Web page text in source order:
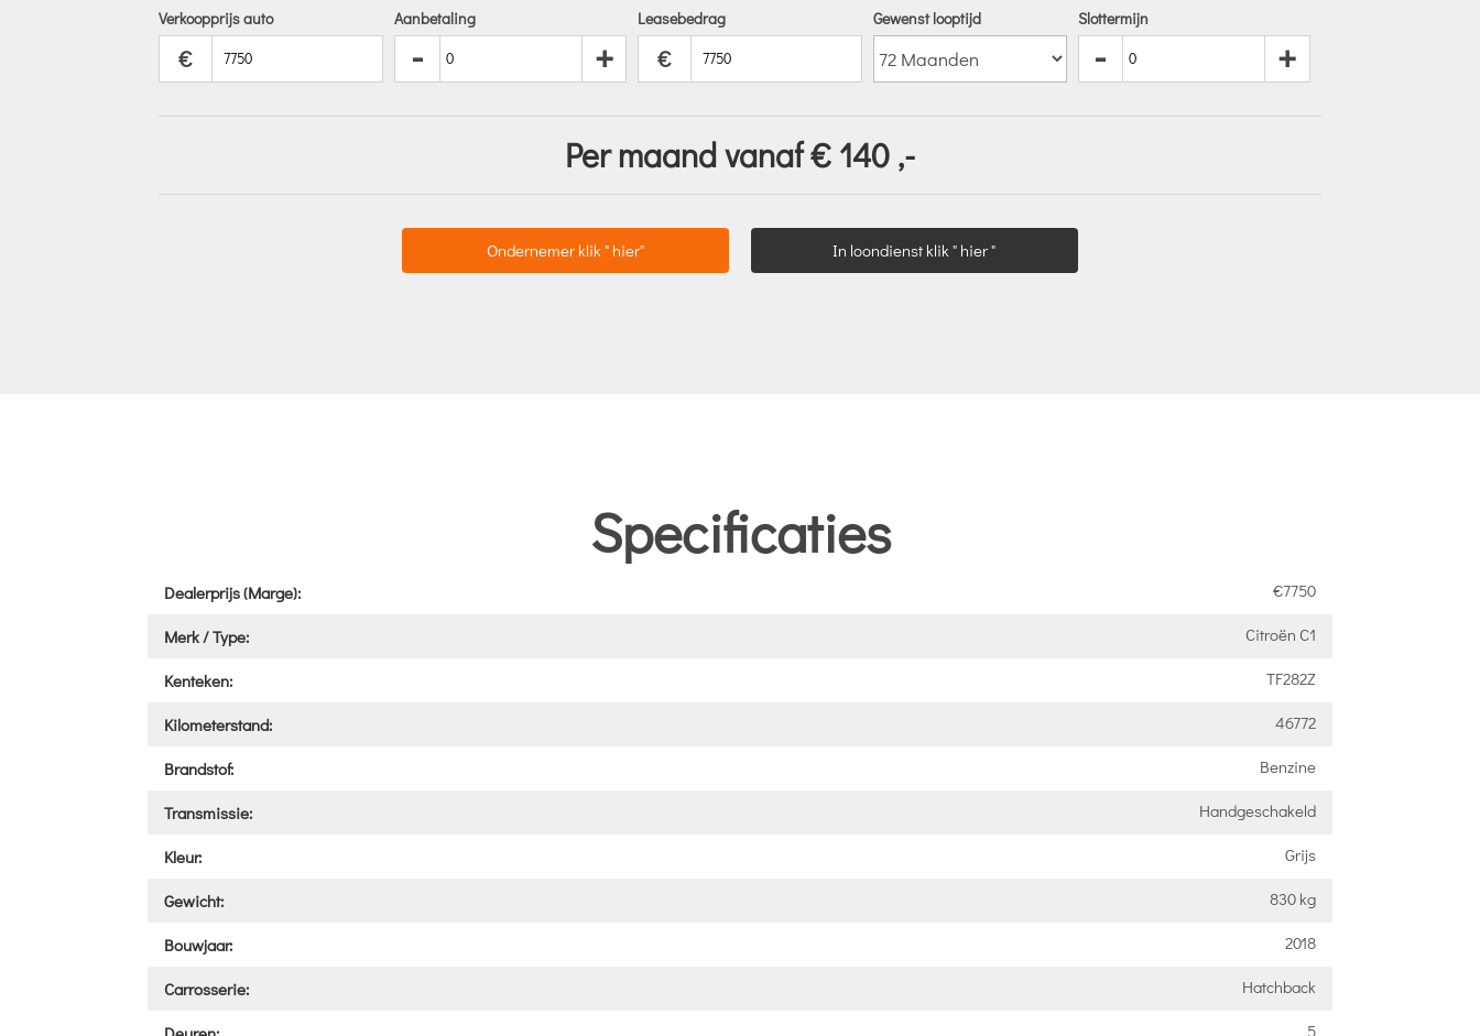
Verkoopprijs auto
€
Aanbetaling
- +
Leasebedrag
€
Gewenst looptijd Slottermijn
- +
Per maand vanaf € 140 ,-
Ondernemer klik " hier" In loondienst klik " hier "
Specificaties
Dealerprijs (Marge): €7750
Merk / Type: Citroën C1
Kenteken: TF282Z
Kilometerstand: 46772
Brandstof: Benzine
Transmissie: Handgeschakeld
Kleur: Grijs
Gewicht: 830 kg
Bouwjaar: 2018
Carrosserie: Hatchback
5